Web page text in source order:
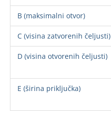
B (maksimalni otvor)
C (visina zatvorenih čeljusti)
D (visina otvorenih čeljusti)
E (širina priključka)